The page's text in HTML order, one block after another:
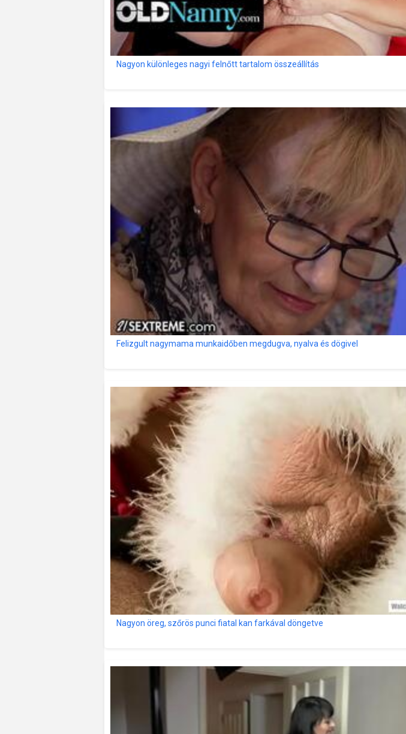
Nagyon különleges nagyi felnőtt tartalom összeállítás
Felizgult nagymama munkaidőben megdugva, nyalva és dögivel
Nagyon öreg, szőrös punci fiatal kan farkával döngetve